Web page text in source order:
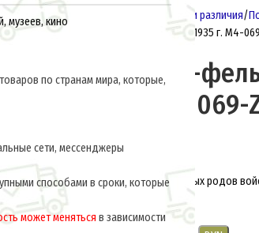
музеев, кино
по странам мира, которые,
сети, мессенджеры
способами в сроки, которые
может меняться в зависимости
Главная Знаки различия
Погоны штабс-фельдфебеля обр.1935 г. M4-
Погоны штабс-
обр.1935 г. M4-069-
$27.0 за пару
Изготавливаем с расцветками любых родов
указывайте в примечаниях.